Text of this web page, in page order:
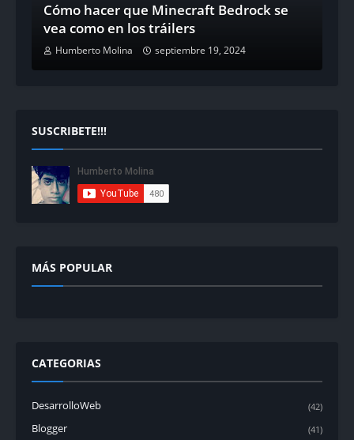
Cómo hacer que Minecraft Bedrock se
vea como en los tráilers
Humberto Molina septiembre 19, 2024
SUSCRIBETE!!!
MÁS POPULAR
CATEGORIAS
DesarrolloWeb (42)
Blogger (41)